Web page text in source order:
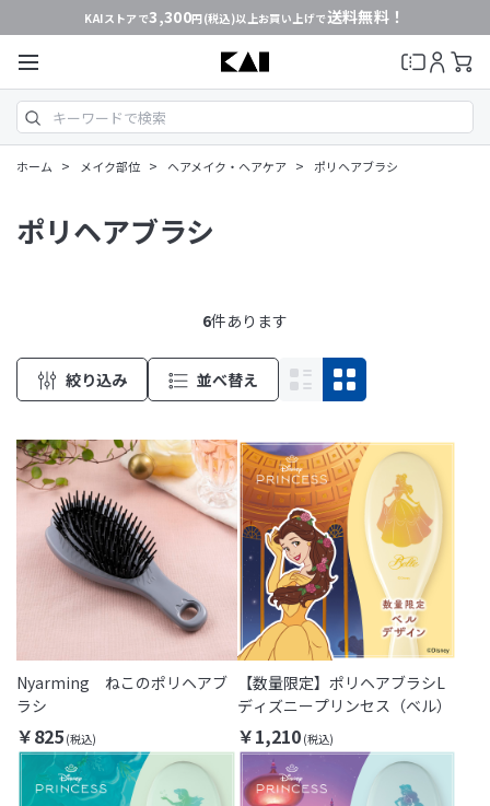
KAIストアで3,300円(税込)以上お買い上げで送料無料！
ホーム > メイク部位 > ヘアメイク・ヘアケア > ポリヘアブラシ
ポリヘアブラシ
6件あります
絞り込み 並べ替え
Nyarming ねこのポリヘアブ
ラシ
￥825
【数量限定】ポリヘアブラシL
ディズニープリンセス（ベル）
￥1,210